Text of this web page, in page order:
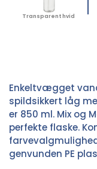
Transparent hvid
Enkeltvægget
spildsikkert låg
er 850 ml. Mix og
perfekte flaske.
genvunden PE